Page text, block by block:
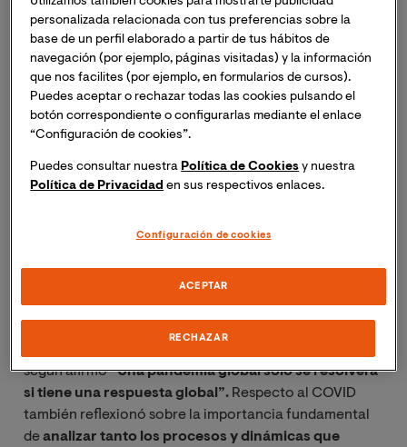
repaso sobre la actualidad, haciendo gala de su
experiencia y conocimiento para realizar proyecciones
respecto a las nuevas dinámicas de poder surgidas o
modificadas por la irrupción del SARS-CoV-2. Aunque
como advirtió al comenzar “
la historia nos ha
demostrado una y otra vez que hacer predicciones a
hablar de un mundo ‘post pandemia’
masiva avanzan de forma cada vez más amplia y
acelerada, aún hay muchos puntos en el planeta en que
según afirmó“Una pandemia global solo se resolverá
si tiene una respuesta global”. Respecto al COVID
también reflexionó sobre la importancia fundamental
deanalizar tanto los procesos y dinámicas que
personalizada relacionada con tus preferencias sobre la
base de un perfil elaborado a partir de tus hábitos de
navegación (por ejemplo, páginas visitadas) y la información
que nos facilites (por ejemplo, en formularios de cursos).
Puedes aceptar o rechazar todas las cookies pulsando el
botón correspondiente o configurarlas mediante el enlace
“Configuración de cookies”.
Puedes consultar nuestra Política de Cookies y nuestra
Política de Privacidad en sus respectivos enlaces.
Configuración de cookies
RECHAZAR
ACEPTAR